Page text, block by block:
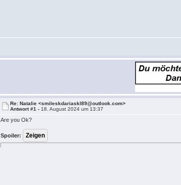
Re: Natalie <smileskdariaskl89@outlook.com>
Antwort #1 - 18. August 2024 um 13:37
Are you Ok?
Spoiler: